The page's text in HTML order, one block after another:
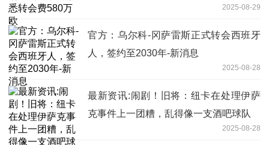
2025-08-29
官方：乌尔科-冈萨雷斯正式转会西班牙
人，签约至2030年-新消息
2025-08-28
最新资讯:闹剧！旧将：纽卡在处理伊萨
克事件上一团糟，乱得像一支酒吧球队
2025-08-28